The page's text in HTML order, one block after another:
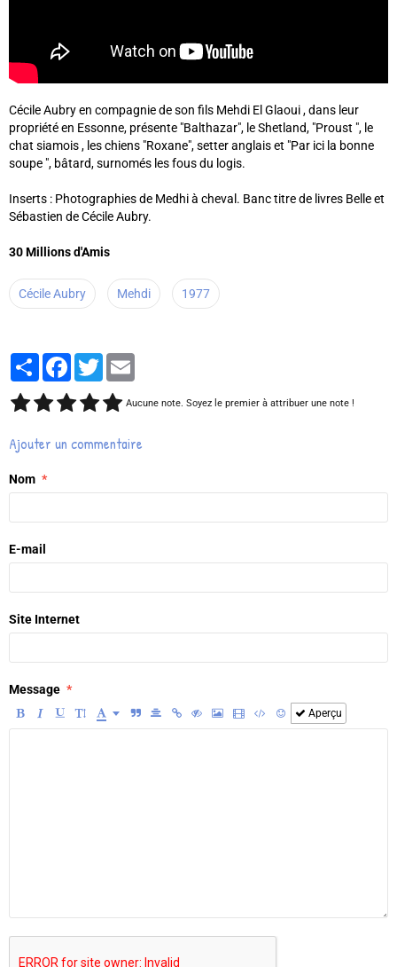
Cécile Aubry en compagnie de son fils Mehdi El Glaoui , dans leur
propriété en Essonne, présente "Balthazar", le Shetland, "Proust ", le
chat siamois , les chiens "Roxane", setter anglais et "Par ici la bonne
soupe ", bâtard, surnomés les fous du logis.
Inserts : Photographies de Medhi à cheval. Banc titre de livres Belle et
Sébastien de Cécile Aubry.
30 Millions d'Amis
Cécile Aubry Mehdi 1977
PartagerFacebook
Twitter
Aucune note. Soyez le premier à attribuer une note !
Ajouter un commentaire
Nom
E-mail
Site Internet
Message
Aperçu